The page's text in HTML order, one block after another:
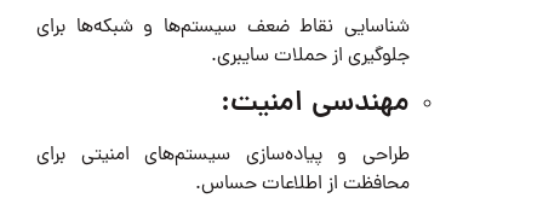
شناسایی نقاط ضعف سیستم‌ها و شبکه‌ها برای
جلوگیری از حملات سایبری.
مهندسی امنیت:
طراحی و پیاده‌سازی سیستم‌های امنیتی برای
محافظت از اطلاعات حساس.